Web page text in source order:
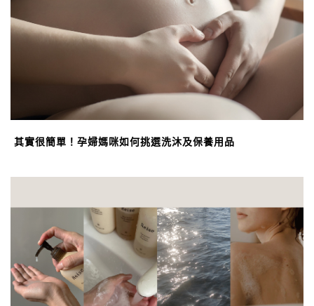
其實很簡單！孕婦媽咪如何挑選洗沐及保養用品